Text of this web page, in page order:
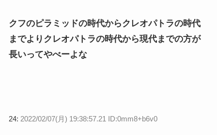
クフのピラミッドの時代からクレオパトラの時代
までよりクレオパトラの時代から現代までの方が
長いってやべーよな
24: 2022/02/07(月) 19:38:57.21 ID:0mm8+b6v0